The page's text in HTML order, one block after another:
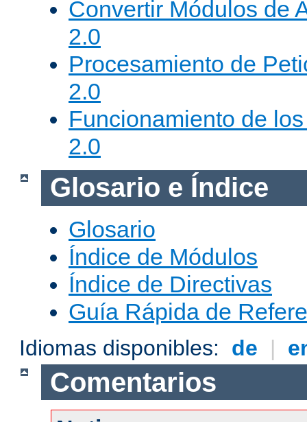
Convertir Módulos de
2.0
Procesamiento de
2.0
Funcionamiento de
2.0
Glosario e Índice
Glosario
Índice de Módulos
Índice de Directivas
Guía Rápida de
Idiomas disponibles: de |
Comentarios